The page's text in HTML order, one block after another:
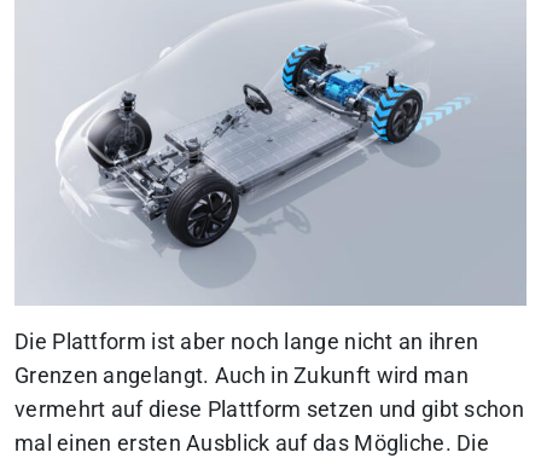
Die Plattform ist aber noch lange nicht an ihren
Grenzen angelangt. Auch in Zukunft wird man
vermehrt auf diese Plattform setzen und gibt schon
mal einen ersten Ausblick auf das Mögliche. Die